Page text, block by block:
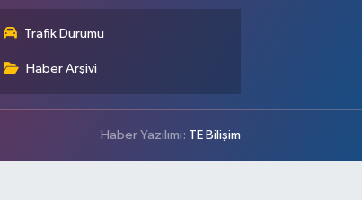
Trafik Durumu
Haber Arşivi
Haber Yazılımı: TE Bilişim